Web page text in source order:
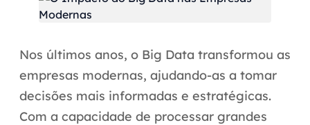
Agentes de IA
Automação inteligente
Integração de IA
Nos últimos anos, o Big Data transformou as
empresas modernas, ajudando-as a tomar
decisões mais informadas e estratégicas.
Com a capacidade de processar grandes